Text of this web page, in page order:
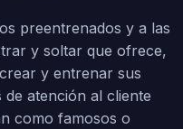
preentrenados y a las
y soltar que ofrece,
y entrenar sus
atención al cliente
como famosos o